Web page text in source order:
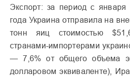
Экспорт: за период с января
года Украина отправила на
тонн яиц стоимостью
странами-импортерами
— 7,6% от общего объема
долларовом эквиваленте),